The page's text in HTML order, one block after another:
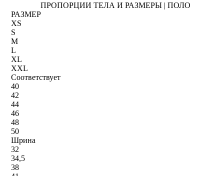
ПРОПОРЦИИ ТЕЛА И РАЗМЕРЫ | ПОЛО
РАЗМЕР
XS
S
M
L
XL
XXL
Соответствует
40
42
44
46
48
50
Шрина
32
34,5
38